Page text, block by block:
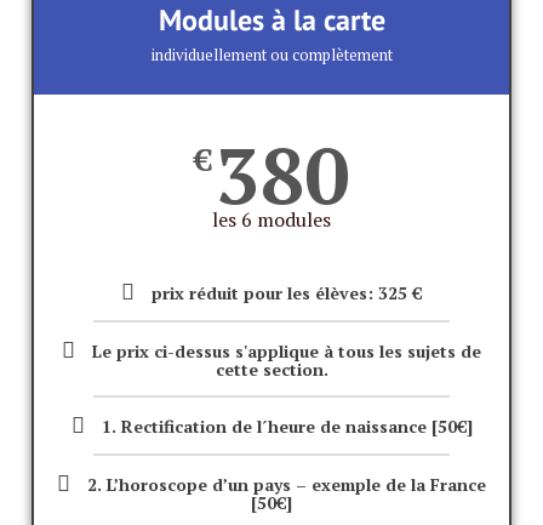
Modules à la carte
individuellement ou complètement
€380
les 6 modules
prix réduit pour les élèves: 325 €
Le prix ci-dessus s'applique à tous les sujets de
cette section.
1. Rectification de l´heure de naissance [50€]
2. L’horoscope d’un pays – exemple de la France
[50€]